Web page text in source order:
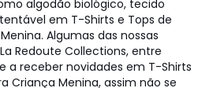
algodão biológico, tecido
em T-Shirts e Tops de
Algumas das nossas
Redoute Collections, entre
a receber novidades em T-Shirts
Criança Menina, assim não se